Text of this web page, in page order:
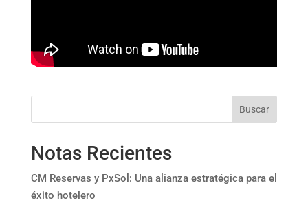
Buscar
Notas Recientes
CM Reservas y PxSol: Una alianza estratégica para el
éxito hotelero